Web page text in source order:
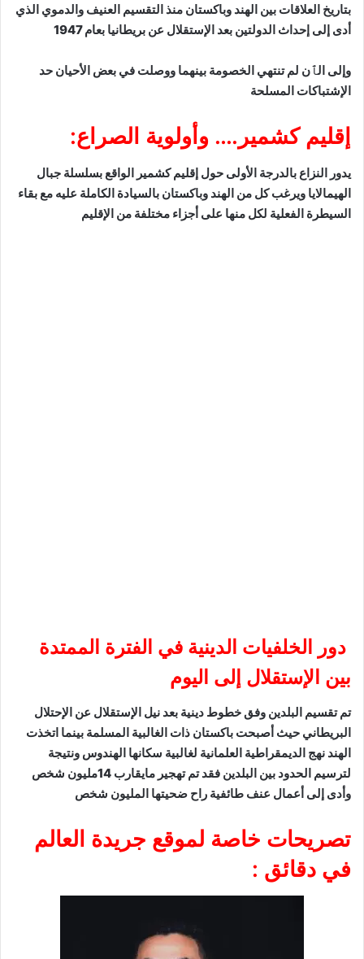
بين الهند وباكستان منذ التقسيم العنيف والدموي الذي
بعد الإستقلال عن بريطانيا بعام 1947
الخصومة بينهما ووصلت في بعض الأحيان حد
وأولوية الصراع:
الأولى حول إقليم كشمير الواقع بسلسلة جبال
كل من الهند وباكستان بالسيادة الكاملة عليه مع بقاء
لكل منها على أجزاء مختلفة من الإقليم
الدينية في الفترة الممتدة
إلى اليوم
وفق خطوط دينية بعد نيل الإستقلال عن الإحتلال
باكستان ذات الغالبية المسلمة بينما اتخذت
العلمانية لغالبية سكانها الهندوس ونتيجة
لترسيم الحدود بين البلدين فقد تم تهجير مايقارب 14مليون شخص
عنف طائفية راح ضحيتها المليون شخص
خاصة لموقع جريدة العالم
: